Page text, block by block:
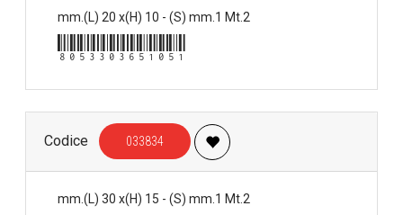
mm.(L) 20 x(H) 10 - (S) mm.1 Mt.2
8053303651051
Codice 033834
mm.(L) 30 x(H) 15 - (S) mm.1 Mt.2